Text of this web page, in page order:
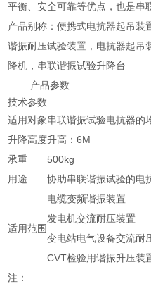
平衡、安全可靠等优点，也是串
产品别称：便携式电抗器起吊装
谐振耐压试验装置，电抗器起吊
降机，串联谐振试验升降台
产品参数
技术参数
适用对象串联谐振试验电抗器的
升降高度升高：6M
承重
500kg
用途
协助串联谐振试验的电
适用范围
电缆变频谐振装置
发电机交流耐压装置
变电站电气设备交流耐
CVT检验用谐振升压装
注：